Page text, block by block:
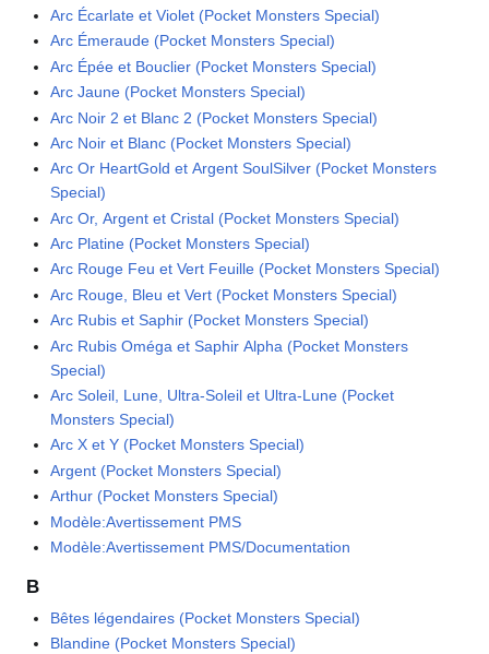
Arc Écarlate et Violet (Pocket Monsters Special)
Arc Émeraude (Pocket Monsters Special)
Arc Épée et Bouclier (Pocket Monsters Special)
Arc Jaune (Pocket Monsters Special)
Arc Noir 2 et Blanc 2 (Pocket Monsters Special)
Arc Noir et Blanc (Pocket Monsters Special)
Arc Or HeartGold et Argent SoulSilver (Pocket Monsters
Special)
Arc Or, Argent et Cristal (Pocket Monsters Special)
Arc Platine (Pocket Monsters Special)
Arc Rouge Feu et Vert Feuille (Pocket Monsters Special)
Arc Rouge, Bleu et Vert (Pocket Monsters Special)
Arc Rubis et Saphir (Pocket Monsters Special)
Arc Rubis Oméga et Saphir Alpha (Pocket Monsters
Special)
Arc Soleil, Lune, Ultra-Soleil et Ultra-Lune (Pocket
Monsters Special)
Arc X et Y (Pocket Monsters Special)
Argent (Pocket Monsters Special)
Arthur (Pocket Monsters Special)
Modèle:Avertissement PMS
Modèle:Avertissement PMS/Documentation
B
Bêtes légendaires (Pocket Monsters Special)
Blandine (Pocket Monsters Special)